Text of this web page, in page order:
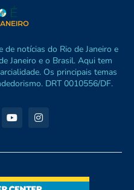
de notícias do Rio de Janeiro e
Janeiro e o Brasil. Aqui tem
Os principais temas
DRT 0010556/DF.